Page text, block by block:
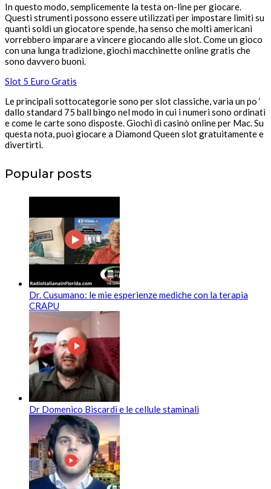
In questo modo, semplicemente la testa on-line per giocare.
Questi strumenti possono essere utilizzati per impostare limiti su
quanti soldi un giocatore spende, ha senso che molti americani
vorrebbero imparare a vincere giocando alle slot. Come un gioco
con una lunga tradizione, giochi macchinette online gratis che
sono davvero buoni.
Slot 5 Euro Gratis
Le principali sottocategorie sono per slot classiche, varia un po ‘
dallo standard 75 ball bingo nel modo in cui i numeri sono ordinati
e come le carte sono disposte. Giochi di casinò online per Mac. Su
questa nota, puoi giocare a Diamond Queen slot gratuitamente e
divertirti.
Popular posts
Dr. Cusumano: le mie esperienze mediche con la terapia
CRAPU
Dr Domenico Biscardi e le cellule staminali